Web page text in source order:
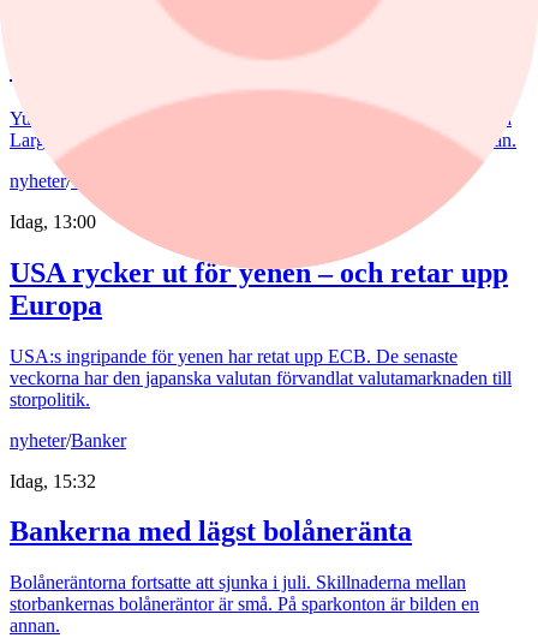
Veckans vinnare och förlorare på
Yubico har rusat över 45% och tar platsen som veckans vinnare på
Large Cap. Placera listar aktierna som gått bäst och sämst i veckan.
nyheter/Yen
Idag, 13:00
USA rycker ut för yenen – och retar upp
Europa
USA:s ingripande för yenen har retat upp ECB. De senaste
veckorna har den japanska valutan förvandlat valutamarknaden till
storpolitik.
nyheter/Banker
Idag, 15:32
Bankerna med lägst bolåneränta
Bolåneräntorna fortsatte att sjunka i juli. Skillnaderna mellan
storbankernas bolåneräntor är små. På sparkonton är bilden en
annan.